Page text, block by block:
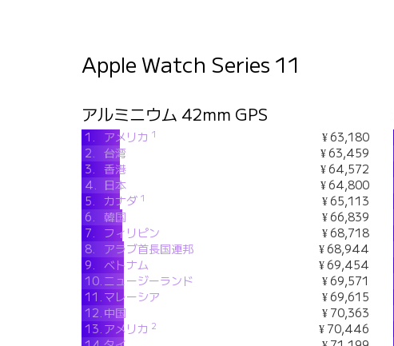
Apple Watch Series 11
アルミニウム 42mm GPS
1. アメリカ 1
¥ 63,180
2.
台湾
¥ 63,459
3.
香港
¥ 64,572
4.
日本
¥ 64,800
5.
カナダ 1
¥ 65,113
6.
韓国
¥ 66,839
7.
フィリピン
¥ 68,718
8.
アラブ首長国連邦
¥ 68,944
9.
ベトナム
¥ 69,454
10. ニュージーランド
¥ 69,571
11. マレーシア
¥ 69,615
12. 中国
¥ 70,363
13. アメリカ 2
¥ 70,446